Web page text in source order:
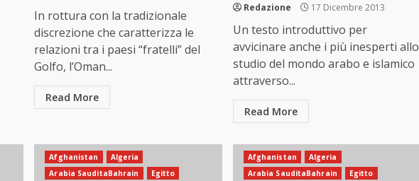
In rottura con la tradizionale
discrezione che caratterizza le
relazioni tra i paesi “fratelli” del
Golfo, l’Oman...
Read More
Redazione 17 Dicembre 2013
Un testo introduttivo per
avvicinare anche i più inesperti allo
studio del mondo arabo e islamico
attraverso...
Read More
Afghanistan
Algeria
Arabia SauditaBahrain
Egitto
Afghanistan
Algeria
Arabia SauditaBahrain
Egitto